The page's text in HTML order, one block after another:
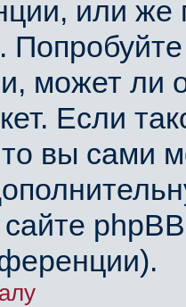
или же
может ли
Если
то вы сами